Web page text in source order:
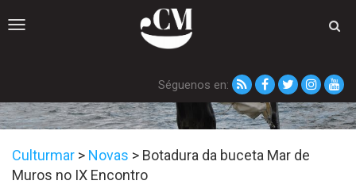
Toggle
Séguenos en:
Novas
Culturmar > Novas > Botadura da buceta Mar de
Muros no IX Encontro